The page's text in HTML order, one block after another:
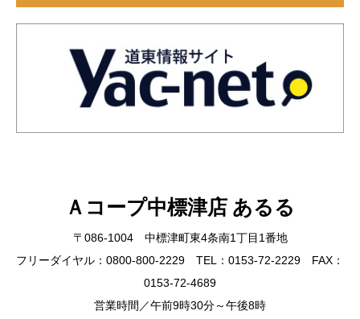
Ａコープ中標津店 あるる
〒086-1004 中標津町東4条南1丁目1番地
フリーダイヤル：0800-800-2229 TEL：0153-72-2229 FAX：
0153-72-4689
営業時間／午前9時30分～午後8時